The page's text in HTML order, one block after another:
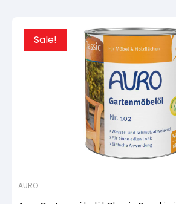
Sale!
AURO